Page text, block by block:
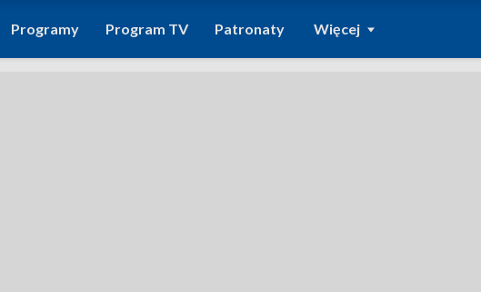
Programy Program TV Patronaty Więcej